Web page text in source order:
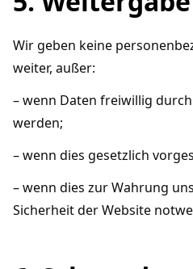
Wir geben keine
weiter, außer:
– wenn Daten freiwillig
werden;
– wenn dies gesetzlich
– wenn dies zur Wahrung
Sicherheit der Website